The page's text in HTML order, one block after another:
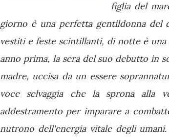
figlia del
giorno è una perfetta gentildonna del
vestiti e feste scintillanti, di notte è
anno prima, la sera del suo debutto in
madre, uccisa da un essere
voce selvaggia che la sprona alla
addestramento per imparare a
nutrono dell'energia vitale degli